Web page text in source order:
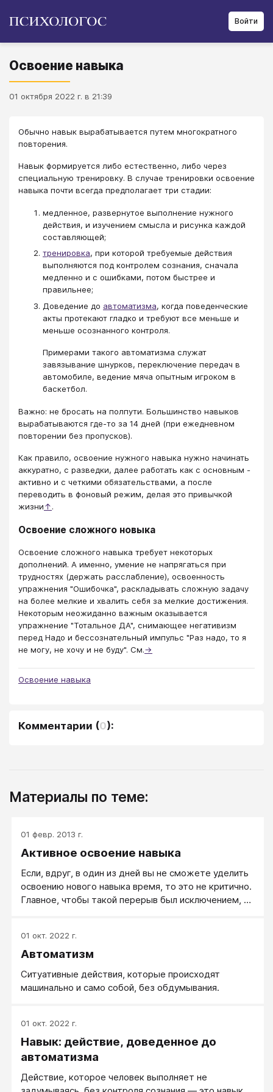
Войти
Освоение навыка
01 октября 2022 г. в 21:39
Обычно навык вырабатывается путем многократного
повторения.
Навык формируется либо естественно, либо через
специальную тренировку. В случае тренировки освоение
навыка почти всегда предполагает три стадии:
медленное, развернутое выполнение нужного
действия, и изучением смысла и рисунка каждой
составляющей;
тренировка, при которой требуемые действия
выполняются под контролем сознания, сначала
медленно и с ошибками, потом быстрее и
правильнее;
Доведение до автоматизма, когда поведенческие
акты протекают гладко и требуют все меньше и
меньше осознанного контроля.
Примерами такого автоматизма служат
завязывание шнурков, переключение передач в
автомобиле, ведение мяча опытным игроком в
баскетбол.
Важно: не бросать на полпути. Большинство навыков
вырабатываются где-то за 14 дней (при ежедневном
повторении без пропусков).
Как правило, освоение нужного навыка нужно начинать
аккуратно, с разведки, далее работать как с основным -
активно и с четкими обязательствами, а после
переводить в фоновый режим, делая это привычкой
жизни↑.
Освоение сложного новыка
Освоение сложного навыка требует некоторых
дополнений. А именно, умение не напрягаться при
трудностях (держать расслабление), освоенность
упражнения "Ошибочка", раскладывать сложную задачу
на более мелкие и хвалить себя за мелкие достижения.
Некоторым неожиданно важным оказывается
упражнение "Тотальное ДА", снимающее негативизм
перед Надо и бессознательный импульс "Раз надо, то я
не могу, не хочу и не буду". См.→
Освоение навыка
Комментарии (0):
Материалы по теме:
01 февр. 2013 г.
Активное освоение навыка
Если, вдруг, в один из дней вы не сможете уделить
освоению нового навыка время, то это не критично.
Главное, чтобы такой перерыв был исключением, а
Помните, что, частые однодневные перерывы или
длительное отсутствие работы сильно отбрасывает
Поэтому заранее настройтесь на хороший, бодрый
интенсив!
01 окт. 2022 г.
Автоматизм
Ситуативные действия, которые происходят
машинально и само собой, без обдумывания.
01 окт. 2022 г.
Навык: действие, доведенное до
автоматизма
Действие, которое человек выполняет не